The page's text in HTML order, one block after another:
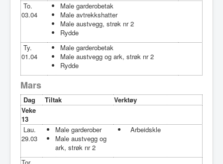
To.
03.04
Male garderobetak
Male avtrekkshatter
Male austvegg, strøk nr 2
Rydde
Ty.
01.04
Male garderobetak
Male austvegg og ark, strøk nr 2
Rydde
Mars
Dag Tiltak
Verktøy
Veke
13
Lau.
29.03
Male garderober
Male austvegg og
ark, strøk nr 2
Arbeidskle
Tor.